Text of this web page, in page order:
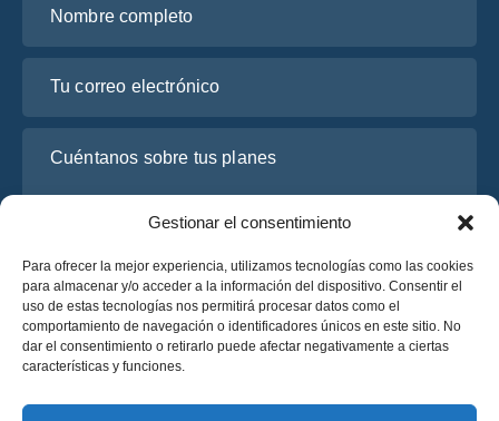
Gestionar el consentimiento
Para ofrecer la mejor experiencia, utilizamos tecnologías como las cookies
para almacenar y/o acceder a la información del dispositivo. Consentir el
uso de estas tecnologías nos permitirá procesar datos como el
comportamiento de navegación o identificadores únicos en este sitio. No
dar el consentimiento o retirarlo puede afectar negativamente a ciertas
características y funciones.
He leído y acepto la